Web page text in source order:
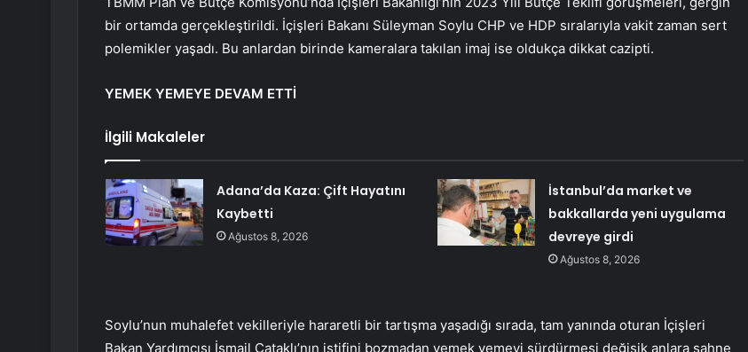
bir ortamda gerçekleştirildi. İçişleri Bakanı Süleyman Soylu CHP ve HDP sıralarıyla vakit zaman sert
polemikler yaşadı. Bu anlardan birinde kameralara takılan imaj ise oldukça dikkat cazipti.
YEMEK YEMEYE DEVAM ETTİ
İlgili Makaleler
Adana’da Kaza: Çift Hayatını
Kaybetti
Ağustos 8, 2026
İstanbul’da market ve
bakkallarda yeni uygulama
devreye girdi
Ağustos 8, 2026
Soylu’nun muhalefet vekilleriyle hararetli bir tartışma yaşadığı sırada, tam yanında oturan İçişleri
Bakan Yardımcısı İsmail Çataklı’nın istifini bozmadan yemek yemeyi sürdürmesi değişik anlara sahne